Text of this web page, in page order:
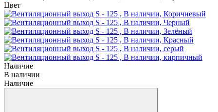
Цвет
Наличие
В наличии
Наличие